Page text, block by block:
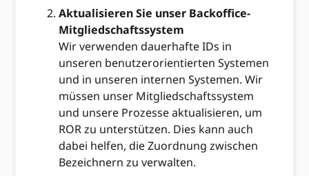
Aktualisieren Sie unser Backoffice-
Mitgliedschaftssystem
Wir verwenden dauerhafte IDs in
unseren benutzerorientierten Systemen
und in unseren internen Systemen. Wir
müssen unser Mitgliedschaftssystem
und unsere Prozesse aktualisieren, um
ROR zu unterstützen. Dies kann auch
dabei helfen, die Zuordnung zwischen
Bezeichnern zu verwalten.